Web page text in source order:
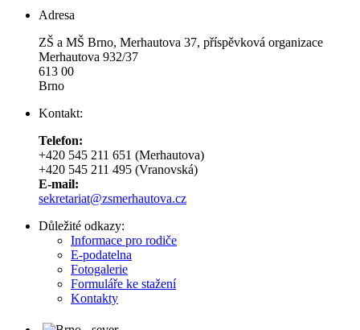
Adresa
ZŠ a MŠ Brno, Merhautova 37, příspěvková organizace
Merhautova 932/37
613 00
Brno
Kontakt:
Telefon:
+420 545 211 651 (Merhautova)
+420 545 211 495 (Vranovská)
E-mail:
sekretariat@zsmerhautova.cz
Důležité odkazy:
Informace pro rodiče
E-podatelna
Fotogalerie
Formuláře ke stažení
Kontakty